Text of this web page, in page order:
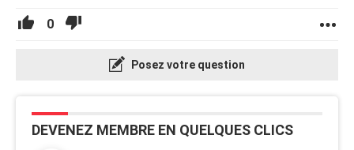
0
Posez votre question
DEVENEZ MEMBRE EN QUELQUES CLICS